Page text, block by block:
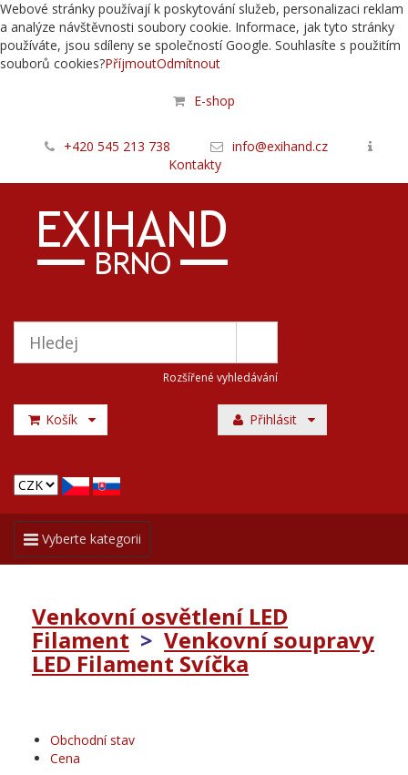
Webové stránky používají k poskytování služeb, personalizaci reklam
a analýze návštěvnosti soubory cookie. Informace, jak tyto stránky
používáte, jsou sdíleny se společností Google. Souhlasíte s použitím
souborů cookies?PříjmoutOdmítnout
E-shop
+420 545 213 738
info@exihand.cz
Kontakty
Rozšířené vyhledávání
Košík Přihlásit
Toggle
navigation
Vyberte kategorii
Venkovní osvětlení LED
Filament > Venkovní soupravy
LED Filament Svíčka
Obchodní stav
Cena